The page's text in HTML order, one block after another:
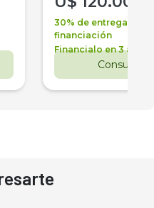
30% de entrega +
financiación
Financialo en 3 años
Consultar